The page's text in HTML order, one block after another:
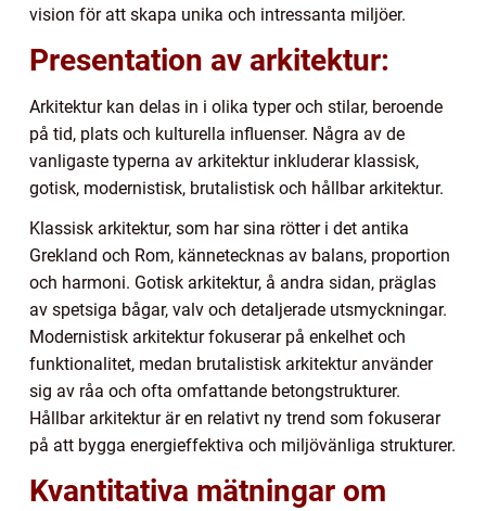
vision för att skapa unika och intressanta miljöer.
Presentation av arkitektur:
Arkitektur kan delas in i olika typer och stilar, beroende
på tid, plats och kulturella influenser. Några av de
vanligaste typerna av arkitektur inkluderar klassisk,
gotisk, modernistisk, brutalistisk och hållbar arkitektur.
Klassisk arkitektur, som har sina rötter i det antika
Grekland och Rom, kännetecknas av balans, proportion
och harmoni. Gotisk arkitektur, å andra sidan, präglas
av spetsiga bågar, valv och detaljerade utsmyckningar.
Modernistisk arkitektur fokuserar på enkelhet och
funktionalitet, medan brutalistisk arkitektur använder
sig av råa och ofta omfattande betongstrukturer.
Hållbar arkitektur är en relativt ny trend som fokuserar
på att bygga energieffektiva och miljövänliga strukturer.
Kvantitativa mätningar om